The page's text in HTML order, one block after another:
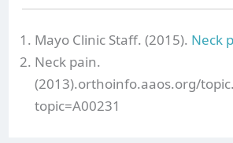
Mayo Clinic Staff. (2015). Neck
Neck pain.
(2013).orthoinfo.aaos.org/
topic=A00231